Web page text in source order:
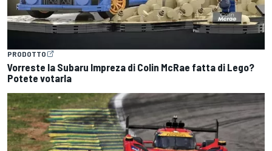
PRODOTTO
Vorreste la Subaru Impreza di Colin McRae fatta di Lego?
Potete votarla